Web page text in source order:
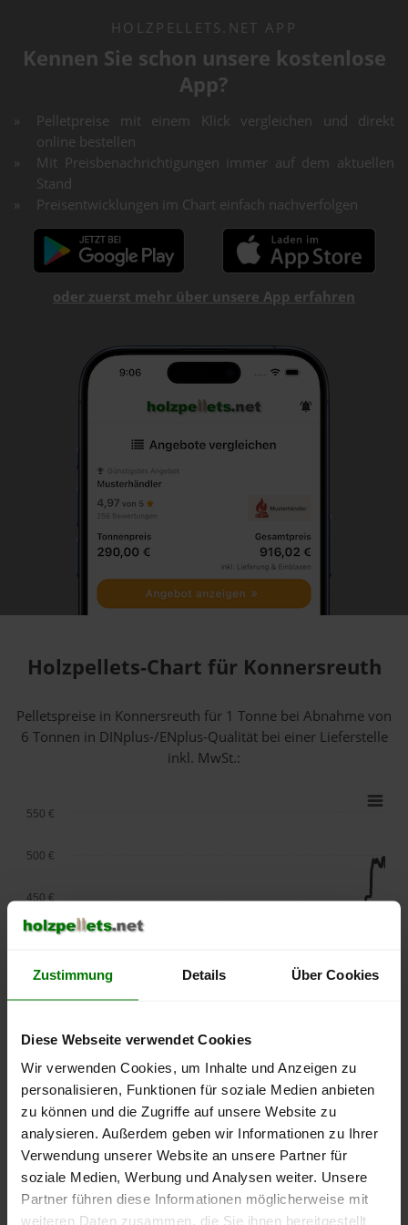
Zustimmung Details Über Cookies
Diese Webseite verwendet Cookies
Wir verwenden Cookies, um Inhalte und Anzeigen zu
personalisieren, Funktionen für soziale Medien anbieten
zu können und die Zugriffe auf unsere Website zu
analysieren. Außerdem geben wir Informationen zu Ihrer
Verwendung unserer Website an unsere Partner für
soziale Medien, Werbung und Analysen weiter. Unsere
Partner führen diese Informationen möglicherweise mit
weiteren Daten zusammen, die Sie ihnen bereitgestellt
HOLZPELLETS.NET APP
Kennen Sie schon unsere kostenlose
App?
Pelletpreise mit einem Klick vergleichen und direkt
online bestellen
Mit Preisbenachrichtigungen immer auf dem aktuellen
Stand
Preisentwicklungen im Chart einfach nachverfolgen
oder zuerst mehr über unsere App erfahren
Holzpellets-Chart für Konnersreuth
Pelletspreise in Konnersreuth für 1 Tonne bei Abnahmevon
6 Tonnen in DINplus-/ENplus-Qualität bei einer Lieferstelle
inkl. MwSt.:
lose Ware
2025
2026
2026
250 €
350 €
450 €
500 €
550 €
Die aktuelle Preisentwicklung für Holzpellets in Deutschland
können Sie jederzeit auf unsererPelletspreise-Seite
nachvollziehen.